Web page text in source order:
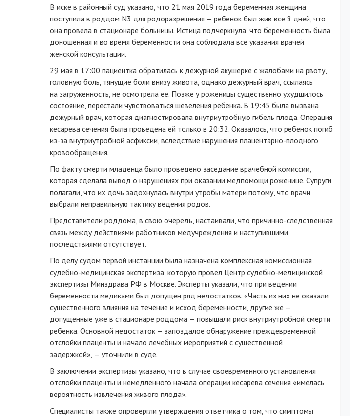
В иске в районный суд указано, что 21 мая 2019 года беременная женщина
поступила в роддом N3 для родоразрешения — ребенок был жив все 8 дней, что
она провела в стационаре больницы. Истица подчеркнула, что беременность была
доношенная и во время беременности она соблюдала все указания врачей
женской консультации.
29 мая в 17:00 пациентка обратилась к дежурной акушерке с жалобами на рвоту,
головную боль, тянущие боли внизу живота, однако дежурный врач, ссылаясь
на загруженность, не осмотрела ее. Позже у роженицы существенно ухудшилось
состояние, перестали чувствоваться шевеления ребенка. В 19:45 была вызвана
дежурный врач, которая диагностировала внутриутробную гибель плода. Операция
кесарева сечения была проведена ей только в 20:32. Оказалось, что ребенок погиб
из-за внутриутробной асфиксии, вследствие нарушения плацентарно-плодного
кровообращения.
По факту смерти младенца было проведено заседание врачебной комиссии,
которая сделала вывод о нарушениях при оказании медпомощи роженице. Супруги
полагали, что их дочь задохнулась внутри утробы матери потому, что врачи
выбрали неправильную тактику ведения родов.
Представители роддома, в свою очередь, настаивали, что причинно-следственная
связь между действиями работников медучреждения и наступившими
последствиями отсутствует.
По делу судом первой инстанции была назначена комплексная комиссионная
судебно-медицинская экспертиза, которую провел Центр судебно-медицинской
экспертизы Минздрава РФ в Москве. Эксперты указали, что при ведении
беременности медиками был допущен ряд недостатков. «Часть из них не оказали
существенного влияния на течение и исход беременности, другие же —
допущенные уже в стационаре роддома — повышали риск внутриутробной смерти
ребенка. Основной недостаток — запоздалое обнаружение преждевременной
отслойки плаценты и начало лечебных мероприятий с существенной
задержкой», — уточнили в суде.
В заключении экспертизы указано, что в случае своевременного установления
отслойки плаценты и немедленного начала операции кесарева сечения «имелась
вероятность извлечения живого плода».
Специалисты также опровергли утверждения ответчика о том, что симптомы